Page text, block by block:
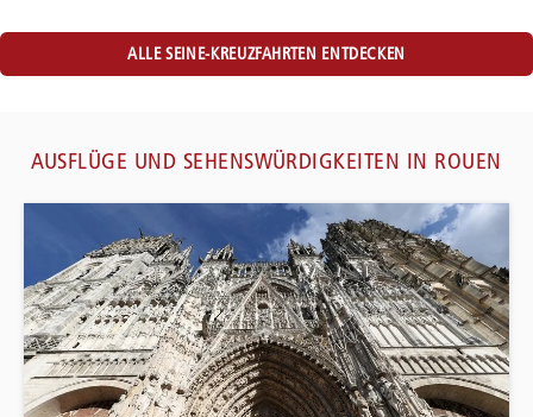
ALLE SEINE-KREUZFAHRTEN ENTDECKEN
AUSFLÜGE UND SEHENSWÜRDIGKEITEN IN ROUEN